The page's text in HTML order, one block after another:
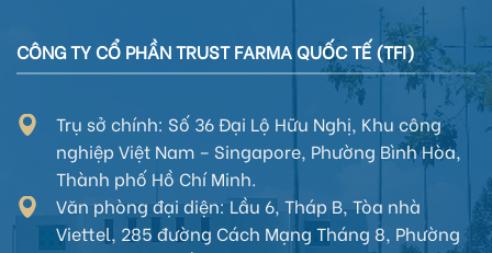
CÔNG TY CỔ PHẦN TRUST FARMA QUỐC TẾ (TFI)
Trụ sở chính: Số 36 Đại Lộ Hữu Nghị, Khu công
nghiệp Việt Nam – Singapore, Phường Bình Hòa,
Thành phố Hồ Chí Minh.
Văn phòng đại diện: Lầu 6, Tháp B, Tòa nhà
Viettel, 285 đường Cách Mạng Tháng 8, Phường